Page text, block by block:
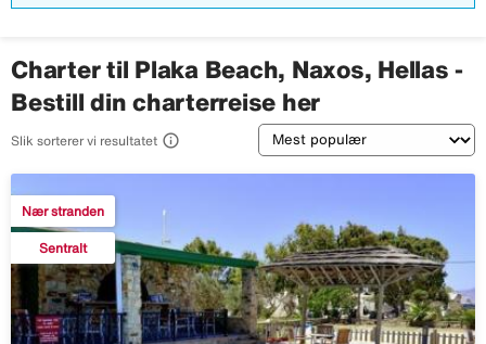
Charter til Plaka Beach, Naxos, Hellas -
Bestill din charterreise her
Slik sorterer vi resultatet  Sortering
Nær stranden
Sentralt